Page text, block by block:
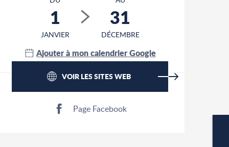
1
JANVIER
31
DÉCEMBRE
Ajouter à mon calendrier Google
VOIR LES SITES WEB
Page Facebook